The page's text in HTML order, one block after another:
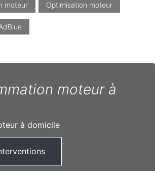
moteur Optimisation moteur
moteur à
à domicile